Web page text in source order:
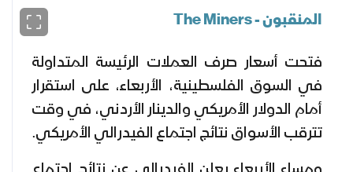
المنقبون - The Miners
فتحت أسعار صرف العملات الرئيسة المتداولة
في السوق الفلسطينية، الأربعاء، على استقرار
أمام الدولار الأمريكي والدينار الأردني، في وقت
تترقب الأسواق نتائج اجتماع الفيدرالي الأمريكي.